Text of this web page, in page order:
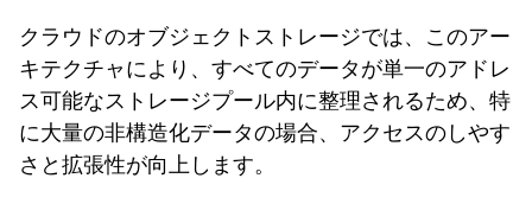
クラウドのオブジェクトストレージでは、このアー
キテクチャにより、すべてのデータが単一のアドレ
ス可能なストレージプール内に整理されるため、特
に大量の非構造化データの場合、アクセスのしやす
さと拡張性が向上します。